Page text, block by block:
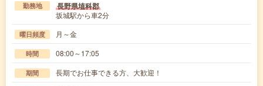
勤務地 長野県埴科郡
坂城駅から車2分
曜日頻度 月～金
時間 08:00～17:05
期間 長期でお仕事できる方、大歓迎！